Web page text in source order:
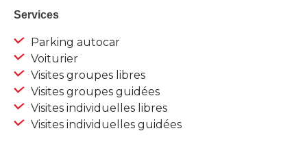
Services
Parking autocar
Voiturier
Visites groupes libres
Visites groupes guidées
Visites individuelles libres
Visites individuelles guidées